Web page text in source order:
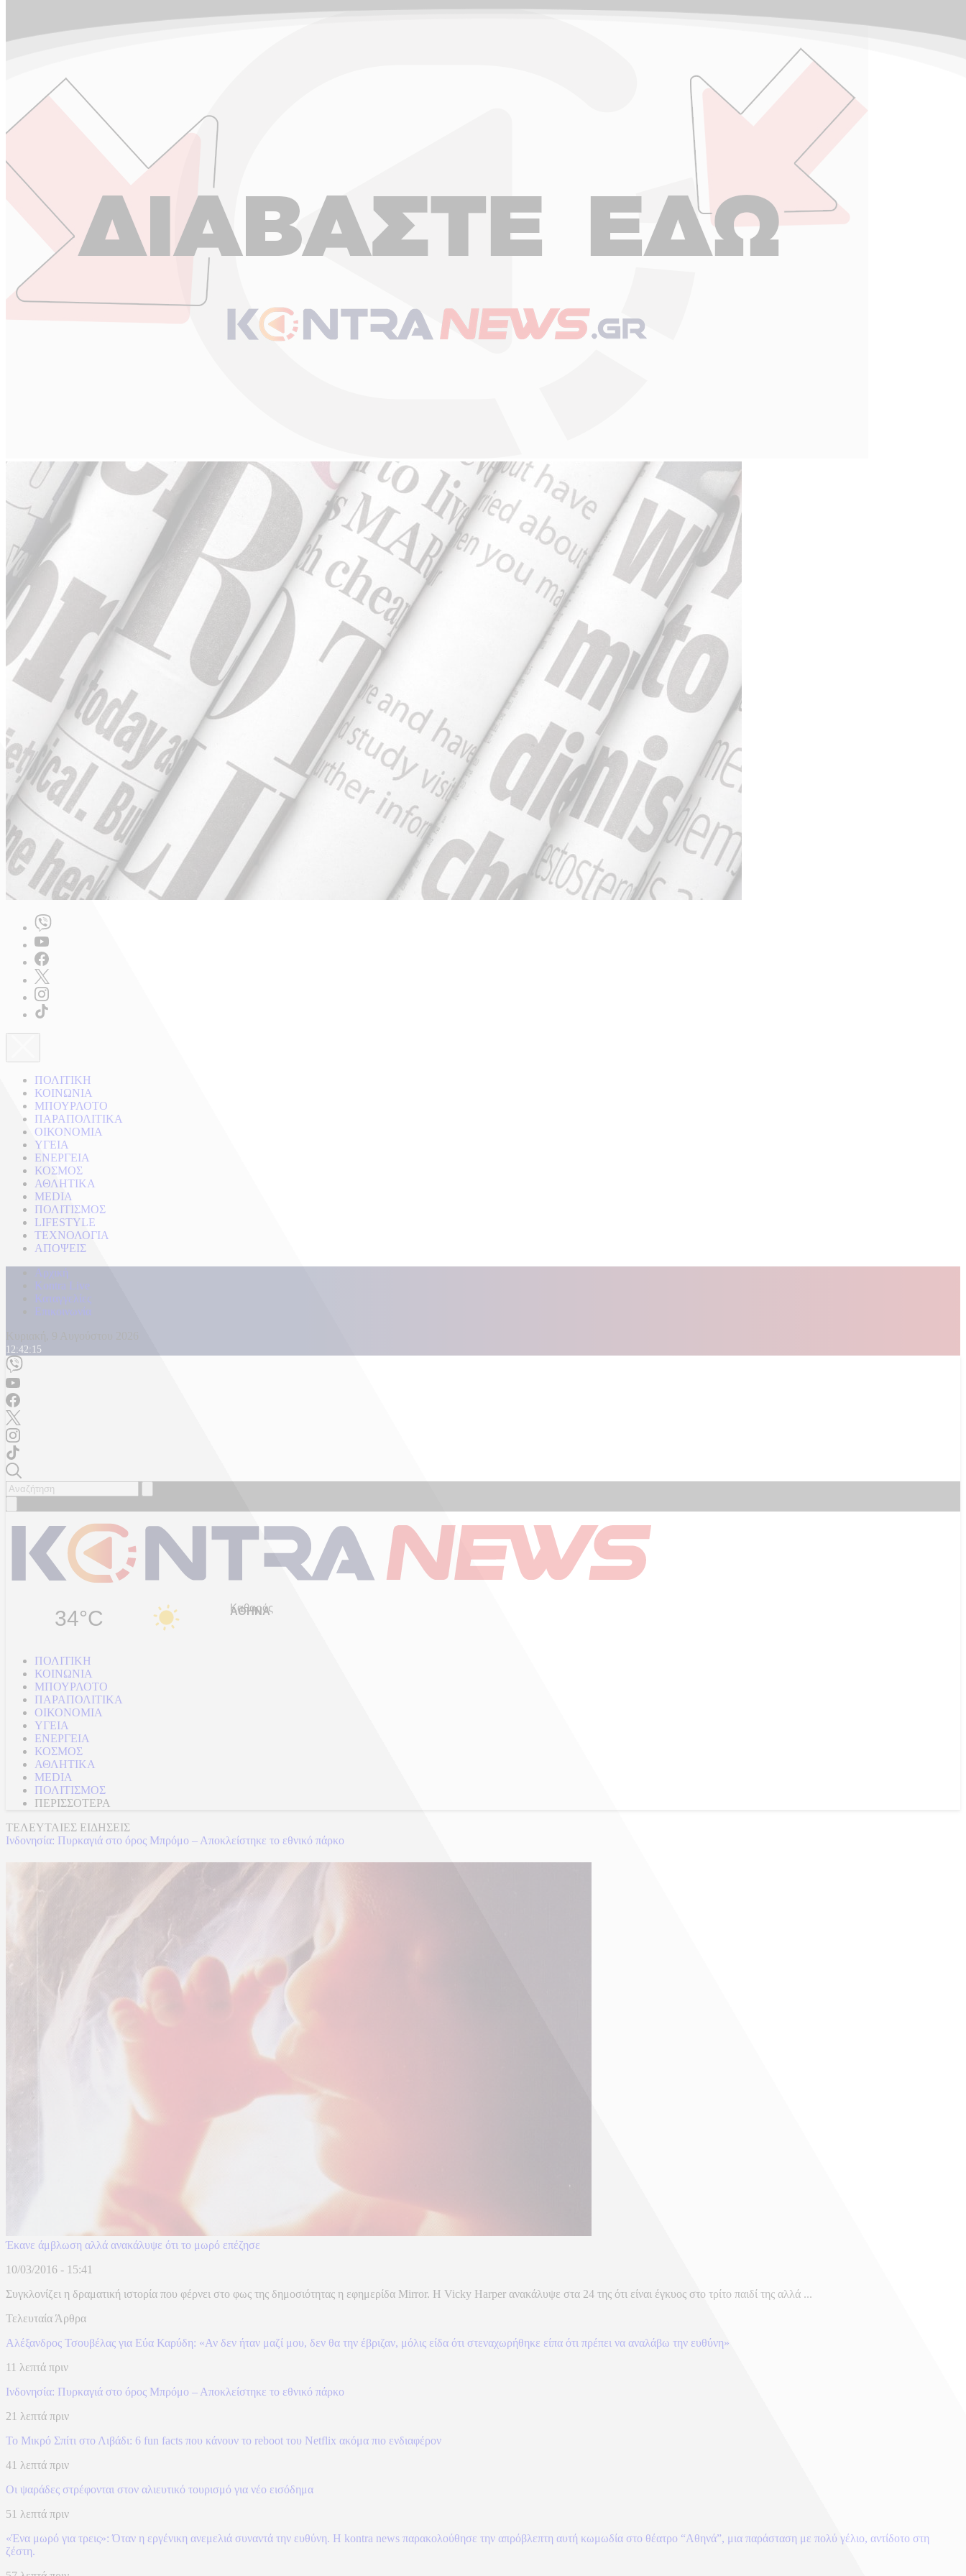
ΠΟΛΙΤΙΚΗ
ΚΟΙΝΩΝΙΑ
ΜΠΟΥΡΛΟΤΟ
ΠΑΡΑΠΟΛΙΤΙΚΑ
ΟΙΚΟΝΟΜΙΑ
ΥΓΕΙΑ
ΕΝΕΡΓΕΙΑ
ΚΟΣΜΟΣ
ΑΘΛΗΤΙΚΑ
MEDIA
ΠΟΛΙΤΙΣΜΟΣ
LIFESTYLE
ΤΕΧΝΟΛΟΓΙΑ
ΑΠΟΨΕΙΣ
Αρχική
Kontra Live
Καταγγελίες
Επικοινωνία
12:42:17
34°C Καθαρός
ΠΟΛΙΤΙΚΗ
ΚΟΙΝΩΝΙΑ
ΜΠΟΥΡΛΟΤΟ
ΠΑΡΑΠΟΛΙΤΙΚΑ
ΟΙΚΟΝΟΜΙΑ
ΥΓΕΙΑ
ΕΝΕΡΓΕΙΑ
ΚΟΣΜΟΣ
ΑΘΛΗΤΙΚΑ
MEDIA
ΠΟΛΙΤΙΣΜΟΣ
ΠΕΡΙΣΣΟΤΕΡΑ
ΤΕΛΕΥΤΑΙΕΣ ΕΙΔΗΣΕΙΣ
Ινδονησία: Πυρκαγιά στο όρος Μπρόμο – Αποκλείστηκε το εθνικό πάρκο
Έκανε άμβλωση αλλά ανακάλυψε ότι το μωρό επέζησε
10/03/2016 - 15:41
Συγκλονίζει η δραματική ιστορία που φέρνει στο φως της δημοσιότητας η εφημερίδα Mirror. Η Vicky Harper ανακάλυψε στα 24 της ότι είναι έγκυος στο τρίτο παιδί της αλλά ...
Τελευταία Άρθρα
Αλέξανδρος Τσουβέλας για Εύα Καρύδη: «Αν δεν ήταν μαζί μου, δεν θα την έβριζαν, μόλις είδα ότι στεναχωρήθηκε είπα ότι πρέπει να αναλάβω την ευθύνη»
11 λεπτά πριν
Ινδονησία: Πυρκαγιά στο όρος Μπρόμο – Αποκλείστηκε το εθνικό πάρκο
21 λεπτά πριν
To Mικρό Σπίτι στο Λιβάδι: 6 fun facts που κάνουν το reboot του Netflix ακόμα πιο ενδιαφέρον
41 λεπτά πριν
Οι ψαράδες στρέφονται στον αλιευτικό τουρισμό για νέο εισόδημα
51 λεπτά πριν
«Ένα μωρό για τρεις»: Όταν η εργένικη ανεμελιά συναντά την ευθύνη. Η kontra news παρακολούθησε την απρόβλεπτη αυτή κωμωδία στο θέατρο “Αθηνά”, μια παράσταση με πολύ γέλιο, αντίδοτο στη
ζέστη.